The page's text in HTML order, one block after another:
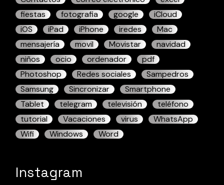
fiestas
fotografia google
iCloud
iOS
iPad iPhone iredes
Mac
mensajería
movil Movistar
navidad
niños
ocio ordenador
pdf
Photoshop
Redes sociales
Sampedros
Samsung
Sincronizar
Smartphone
Tablet
telegram televisión
teléfono
tutorial
Vacaciones virus
WhatsApp
Wifi
Windows Word
Instagram